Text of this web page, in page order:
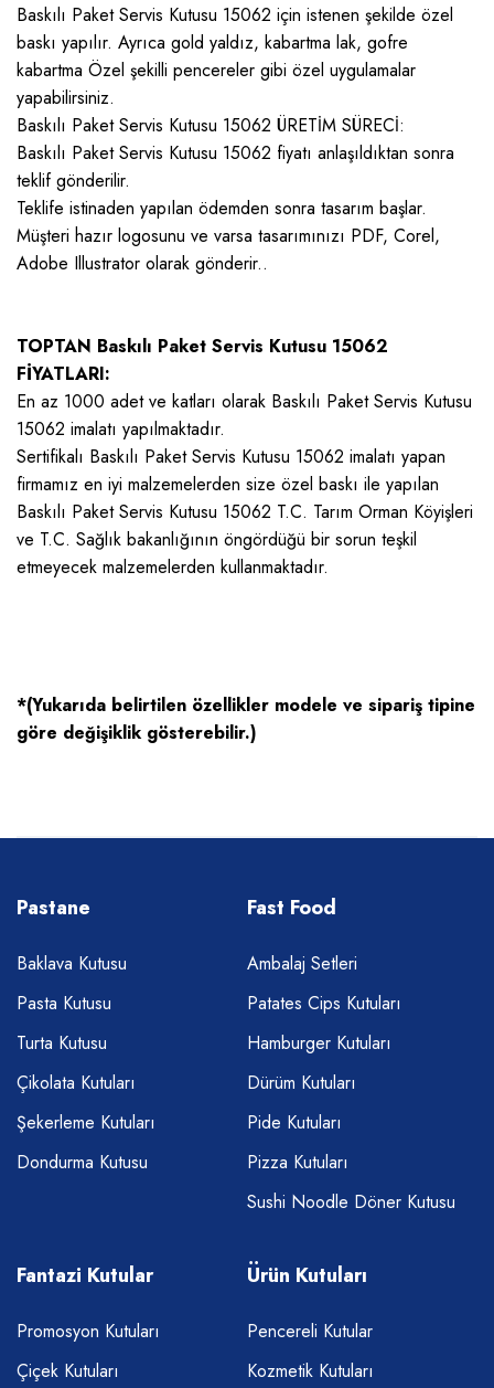
Baskılı Paket Servis Kutusu 15062 için istenen şekilde özel
baskı yapılır. Ayrıca gold yaldız, kabartma lak, gofre
kabartma Özel şekilli pencereler gibi özel uygulamalar
yapabilirsiniz.
Baskılı Paket Servis Kutusu 15062 ÜRETİM SÜRECİ:
Baskılı Paket Servis Kutusu 15062 fiyatı anlaşıldıktan sonra
teklif gönderilir.
Teklife istinaden yapılan ödemden sonra tasarım başlar.
Müşteri hazır logosunu ve varsa tasarımınızı PDF, Corel,
Adobe Illustrator olarak gönderir..
TOPTAN Baskılı Paket Servis Kutusu 15062
FİYATLARI:
En az 1000 adet ve katları olarak Baskılı Paket Servis Kutusu
15062 imalatı yapılmaktadır.
Sertifikalı Baskılı Paket Servis Kutusu 15062 imalatı yapan
firmamız en iyi malzemelerden size özel baskı ile yapılan
Baskılı Paket Servis Kutusu 15062 T.C. Tarım Orman Köyişleri
ve T.C. Sağlık bakanlığının öngördüğü bir sorun teşkil
etmeyecek malzemelerden kullanmaktadır.
*(Yukarıda belirtilen özellikler modele ve sipariş tipine
göre değişiklik gösterebilir.)
Pastane
Baklava Kutusu
Pasta Kutusu
Turta Kutusu
Çikolata Kutuları
Şekerleme Kutuları
Dondurma Kutusu
Fast Food
Ambalaj Setleri
Patates Cips Kutuları
Hamburger Kutuları
Dürüm Kutuları
Pide Kutuları
Pizza Kutuları
Sushi Noodle Döner Kutusu
Fantazi Kutular
Promosyon Kutuları
Çiçek Kutuları
Ürün Kutuları
Pencereli Kutular
Kozmetik Kutuları